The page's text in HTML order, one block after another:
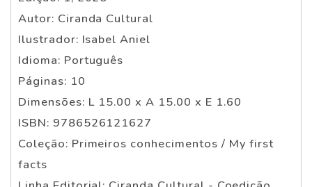
Autor: Ciranda Cultural
Ilustrador: Isabel Aniel
Idioma: Português
Páginas: 10
Dimensões: L 15.00 x A 15.00 x E 1.60
ISBN: 9786526121627
Coleção: Primeiros conhecimentos / My first
facts